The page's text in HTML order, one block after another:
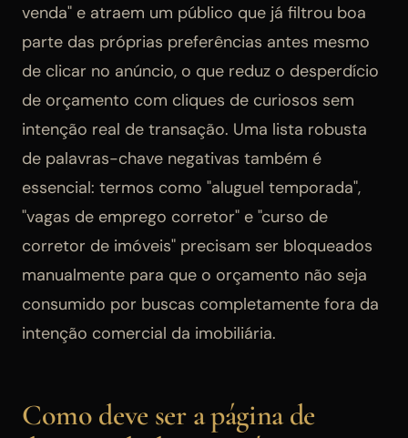
venda" e atraem um público que já filtrou boa
parte das próprias preferências antes mesmo
de clicar no anúncio, o que reduz o desperdício
de orçamento com cliques de curiosos sem
intenção real de transação. Uma lista robusta
de palavras-chave negativas também é
essencial: termos como "aluguel temporada",
"vagas de emprego corretor" e "curso de
corretor de imóveis" precisam ser bloqueados
manualmente para que o orçamento não seja
consumido por buscas completamente fora da
intenção comercial da imobiliária.
Como deve ser a página de